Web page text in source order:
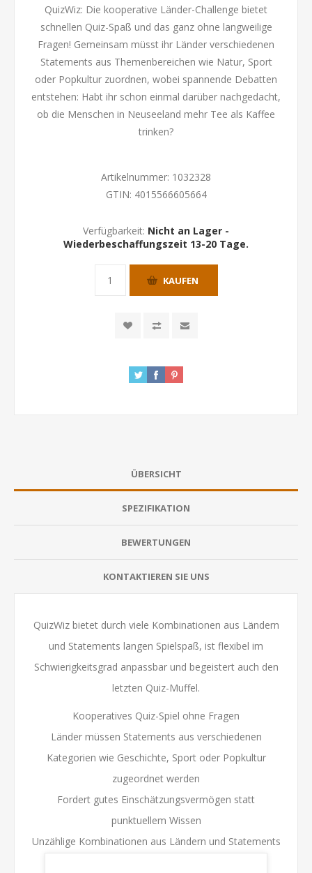
QuizWiz: Die kooperative Länder-Challenge bietet
schnellen Quiz-Spaß und das ganz ohne langweilige
Fragen! Gemeinsam müsst ihr Länder verschiedenen
Statements aus Themenbereichen wie Natur, Sport
oder Popkultur zuordnen, wobei spannende Debatten
entstehen: Habt ihr schon einmal darüber nachgedacht,
ob die Menschen in Neuseeland mehr Tee als Kaffee
trinken?
Artikelnummer: 1032328
GTIN: 4015566605664
Verfügbarkeit: Nicht an Lager -
Wiederbeschaffungszeit 13-20 Tage.
KAUFEN
ÜBERSICHT
SPEZIFIKATION
BEWERTUNGEN
KONTAKTIEREN SIE UNS
QuizWiz bietet durch viele Kombinationen aus Ländern
und Statements langen Spielspaß, ist flexibel im
Schwierigkeitsgrad anpassbar und begeistert auch den
letzten Quiz-Muffel.
Kooperatives Quiz-Spiel ohne Fragen
Länder müssen Statements aus verschiedenen
Kategorien wie Geschichte, Sport oder Popkultur
zugeordnet werden
Fordert gutes Einschätzungsvermögen statt
punktuellem Wissen
Unzählige Kombinationen aus Ländern und Statements